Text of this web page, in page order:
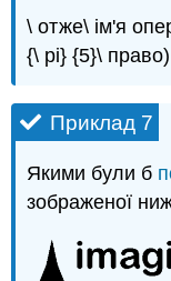
\ отже\ ім'я
{\ pi} {5}\
Приклад 7
Якими були б
зображеної